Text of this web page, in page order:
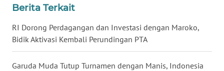
Berita Terkait
RI Dorong Perdagangan dan Investasi dengan Maroko,
Bidik Aktivasi Kembali Perundingan PTA
Garuda Muda Tutup Turnamen dengan Manis, Indonesia
MALUKU
MALUT